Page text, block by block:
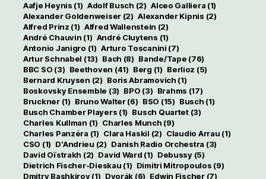
Aafje Heynis (1) Adolf Busch (2) Alceo Galliera (1)
Alexander Goldenweiser (2) Alexander Kipnis (2)
Alfred Prinz (1) Alfred Wallenstein (2)
André Chauvin (1) André Cluytens (1)
Antonio Janigro (1) Arturo Toscanini (7)
Artur Schnabel (13) Bach (8) Bande/Tape (76)
BBC SO (3) Beethoven (41) Berg (1) Berlioz (5)
Bernard Kruysen (2) Boris Abramovich (1)
Boskovsky Ensemble (3) BPO (3) Brahms (17)
Bruckner(1) Bruno Walter(6) BSO (15) Busch (1)
Busch Chamber Players (1) Busch Quartet(3)
Charles Kullman (1) Charles Munch (9)
Charles Panzéra (1) Clara Haskil (2) Claudio Arrau (1)
CSO (1) D'Andrieu (2) Danish Radio Orchestra (3)
David Oïstrakh (2) David Ward (1) Debussy(5)
Dietrich Fischer-Dieskau (1) Dimitri Mitropoulos (9)
Dmitry Bashkirov(1) Dvorák (6) Edwin Fischer(7)